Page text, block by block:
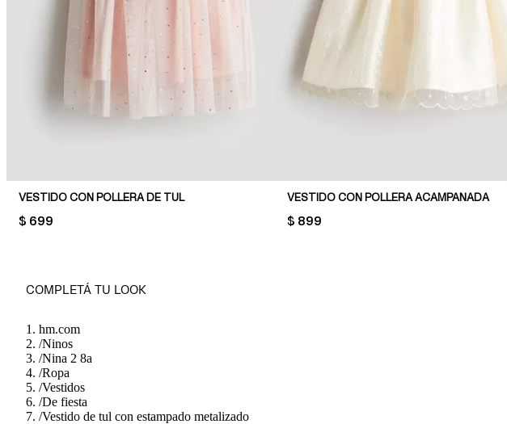
VESTIDO CON POLLERA DE TUL
PRICE:
$ 699
VESTIDO CON POLLERA ACAMPANADA
PRICE:
$ 899
COMPLETÁ TU LOOK
hm.com
/Ninos
/Nina 2 8a
/Ropa
/Vestidos
/De fiesta
/Vestido de tul con estampado metalizado